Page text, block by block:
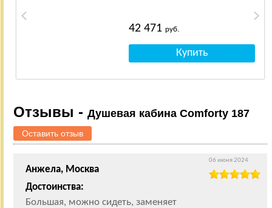
42 471 руб.
Отзывы - Душевая кабина Comforty 187
Оставить отзыв
Анжела, Москва
Достоинства:
Большая, можно сидеть, заменяет
06 июня 2024